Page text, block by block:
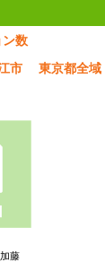
ン数
市 東京都全域
藤